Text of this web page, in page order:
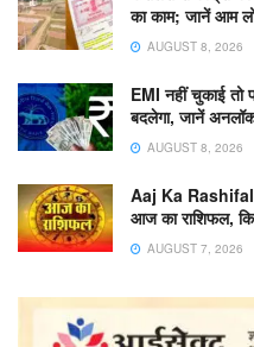
का काम; जानें आम
AUGUST 8, 2026
EMI नहीं चुकाई तो
बदलेगा, जानें अनलॉक
AUGUST 8, 2026
Aaj Ka
आज का राशिफल,
AUGUST 7, 2026